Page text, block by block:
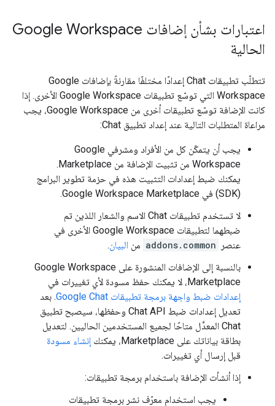
اعتبارات بشأن إضافات Google Workspace
الحالية
تتطلّب تطبيقات Chat إعدادًا مختلفًا مقارنةً بإضافات Google
Workspace التي توسّع تطبيقات Google Workspace الأخرى. إذا
كانت الإضافة توسّع تطبيقات أخرى من Google Workspace، يجب
مراعاة المتطلبات التالية عند إعداد تطبيق Chat:
يجب أن يتمكّن كل من الأفراد ومشرفي Google
Workspace من تثبيت الإضافة من Marketplace.
يمكنك ضبط إعدادات التثبيت هذه في حزمة تطوير البرامج
(SDK) في Google Workspace Marketplace.
لا تستخدم تطبيقات Chat الاسم والشعار اللذين تم
ضبطهما لتطبيقات Google Workspace الأخرى في
عنصر
addons.common من البيان.
بالنسبة إلى الإضافات المنشورة على Google Workspace
Marketplace، لا يمكنك حفظ مسودة لأي تغييرات في
إعدادات ضبط واجهة برمجة تطبيقات Google Chat
. بعد
تعديل إعدادات ضبط Chat API وحفظها، سيصبح تطبيق
Chat المعدَّل متاحًا لجميع المستخدمين الحاليين. لتعديل
بطاقة بياناتك على Marketplace، يمكنك
إنشاء مسودة
قبل إرسال أي تغييرات.
إذا أنشأت الإضافة باستخدام برمجة تطبيقات:
يجب استخدام معرّف نشر برمجة تطبيقات